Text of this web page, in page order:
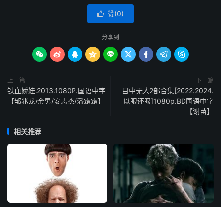
 赞(0)
分享到
        
上一篇
铁血娇娃.2013.1080P.国语中字
【邹兆龙/余男/安志杰/潘霜霜】
下一篇
目中无人2部合集[2022.2024.
以眼还眼]1080p.BD国语中字
【谢苗】
相关推荐